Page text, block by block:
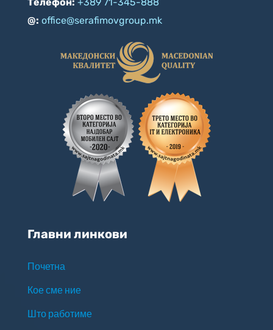
@: office@serafimovgroup.mk
Главни линкови
Почетна
Кое сме ние
Што работиме